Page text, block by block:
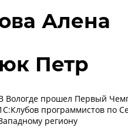
Алена
Петр
Вологде прошел Первый
программистов по
региону